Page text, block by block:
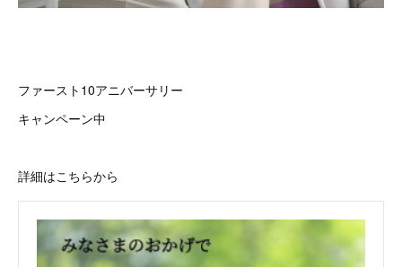
ファースト10アニバーサリー
キャンペーン中
詳細はこちらから